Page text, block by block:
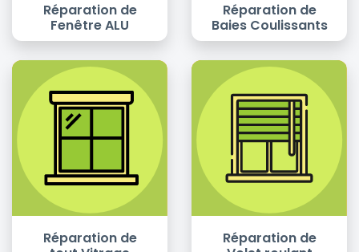
Réparation de
Fenêtre ALU
Réparation de
Baies Coulissants
Réparation de
Réparation de